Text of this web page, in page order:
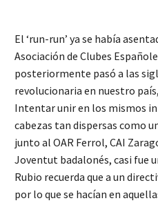
El ‘run-run’ ya se había
Asociación de Clubes
posteriormente pasó a las
revolucionaria en nuestro
Intentar unir en los mismos
cabezas tan dispersas como
junto al OAR Ferrol, CAI
Joventut badalonés, casi fue
Rubio recuerda que a un
por lo que se hacían en